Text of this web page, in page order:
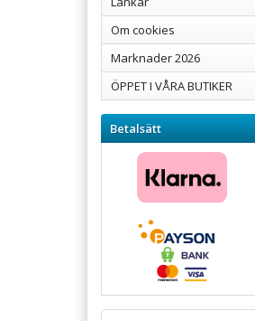
Om cookies
Marknader 2026
ÖPPET I VÅRA BUTIKER
Betalsätt